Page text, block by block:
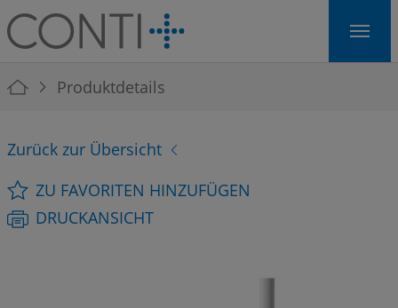
Skip to main navigation
Skip to main content
Skip to page footer
You are here:
Produktdetails
Zurück zur Übersicht
ZU FAVORITEN HINZUFÜGEN
DRUCKANSICHT